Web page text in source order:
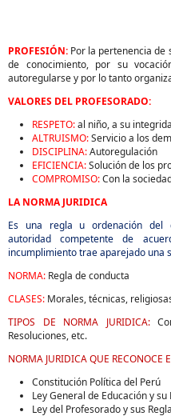
PROFESIÓN: Por la pertenencia de
de conocimiento, por su
autoregularse y por lo tanto
VALORES DEL PROFESORADO:
RESPETO:al niño, a su
ALTRUISMO:Servicio a los
DISCIPLINA:Autoregulación
EFICIENCIA:Solución de los
COMPROMISO:Con la
LA NORMA JURIDICA
Es una regla u ordenación del
autoridad competente de
incumplimiento trae aparejado una
NORMA: Regla de conducta
CLASES: Morales, técnicas,
TIPOS DE NORMA JURIDICA:
Resoluciones, etc.
NORMA JURIDICA QUE RECONOCE
Constitución Política del Perú
Ley General de Educación y su
Ley del Profesorado y sus